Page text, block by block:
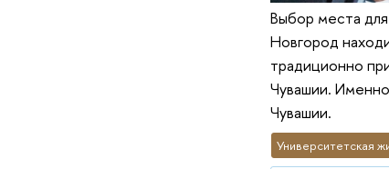
Выбор места
Новгород
традиционно
Чувашии.
Чувашии.
Университетская